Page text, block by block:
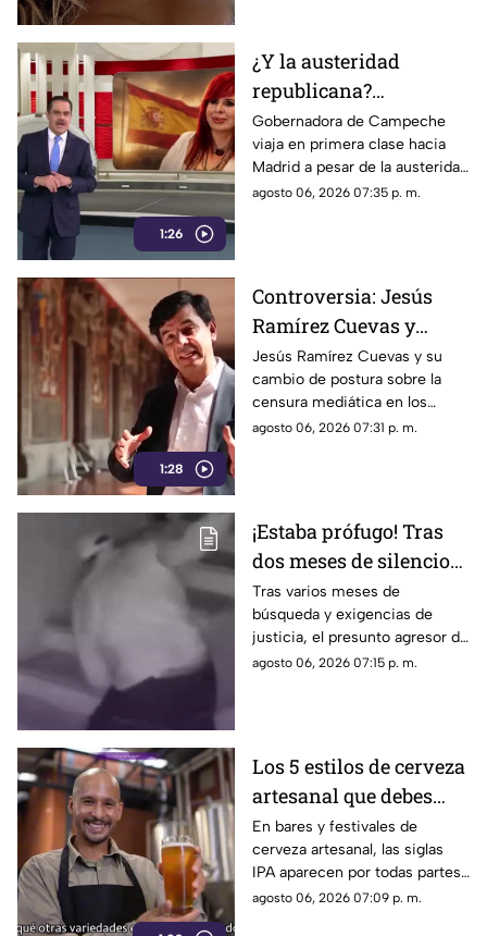
1:26
¿Y la austeridad
republicana?
Gobernadora Layda
Sansores viaja en
primera clase hacia
Madrid
Gobernadora de Campeche
viaja en primera clase hacia
Madrid a pesar de la austeridad
republicana.
agosto 06, 2026 07:35 p. m.
1:28
Controversia: Jesús
Ramírez Cuevas y
Censura a los Medios
de Comunicación
Jesús Ramírez Cuevas y su
cambio de postura sobre la
censura mediática en los
medios de comunicación.
agosto 06, 2026 07:31 p. m.
¡Estaba prófugo! Tras
dos meses de silencio
detuvieron a Jorge "N",
agresor de Paula
Tras varios meses de
búsqueda y exigencias de
justicia, el presunto agresor de
Paula Fajardo fue localizado y
agosto 06, 2026 07:15 p. m.
Los 5 estilos de cerveza
artesanal que debes
conocer
En bares y festivales de
cerveza artesanal, las siglas
IPA aparecen por todas partes.
Pero, ¿qué significa realmente
agosto 06, 2026 07:09 p. m.